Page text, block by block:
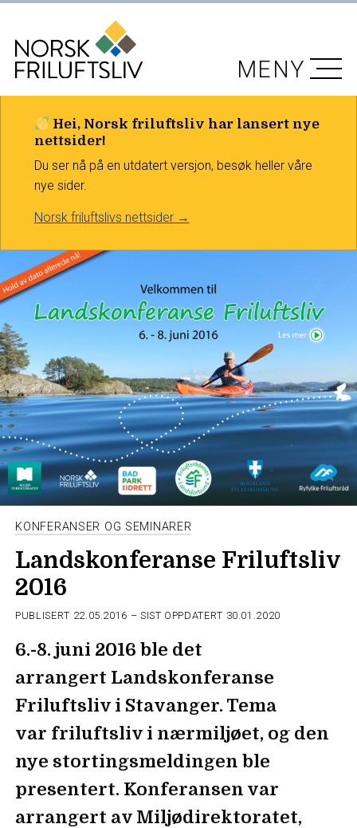
Hei, Norsk friluftsliv har lansert nye
nettsider!
Du ser nå på en utdatert versjon, besøk heller våre
nye sider.
Norsk friluftslivs nettsider →
MENY
KONFERANSER OG SEMINARER
Landskonferanse Friluftsliv
2016
PUBLISERT 22.05.2016 – SIST OPPDATERT 30.01.2020
6.-8. juni 2016 ble det
arrangert Landskonferanse
Friluftsliv i Stavanger. Tema
var friluftsliv i nærmiljøet, og den
nye stortingsmeldingen ble
presentert. Konferansen var
arrangert av Miljødirektoratet,